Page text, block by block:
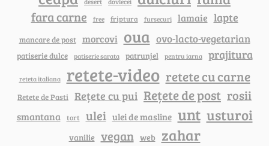
desert
fara carne free friptura fursecuri lamaie lapte
mancare de post morcovi oua ovo-lacto-vegetarian
patiserie dulce patiserie sarata patrunjel pentru iarna prajitura
reteta italiana retete-video retete cu carne
Retete de Pasti Rețete cu pui Rețete de post rosii
smantana tort ulei ulei de masline unt usturoi
vanilie vegan web zahar